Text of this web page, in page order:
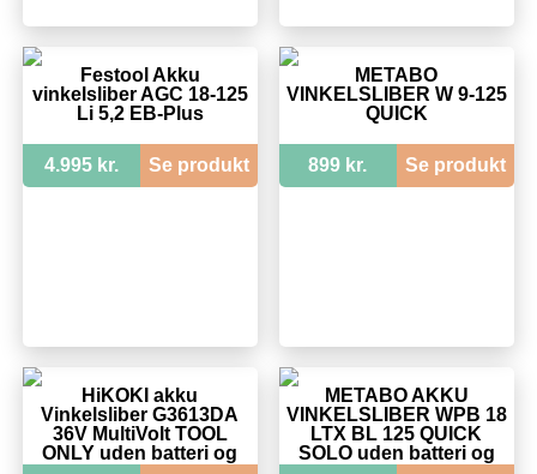
Festool Akku
vinkelsliber AGC 18-125
Li 5,2 EB-Plus
4.995 kr. Se produkt
METABO
VINKELSLIBER W 9-125
QUICK
899 kr. Se produkt
HiKOKI akku
Vinkelsliber G3613DA
36V MultiVolt TOOL
ONLY uden batteri og
METABO AKKU
VINKELSLIBER WPB 18
LTX BL 125 QUICK
SOLO uden batteri og